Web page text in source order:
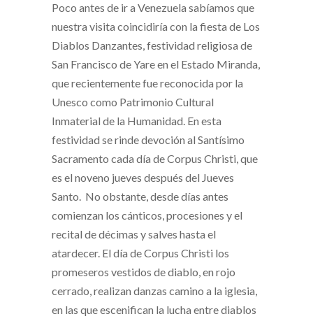
Poco antes de ir a Venezuela sabíamos que
nuestra visita coincidiría con la fiesta de Los
Diablos Danzantes, festividad religiosa de
San Francisco de Yare en el Estado Miranda,
que recientemente fue reconocida por la
Unesco como Patrimonio Cultural
Inmaterial de la Humanidad. En esta
festividad se rinde devoción al Santísimo
Sacramento cada día de Corpus Christi, que
es el noveno jueves después del Jueves
Santo. No obstante, desde días antes
comienzan los cánticos, procesiones y el
recital de décimas y salves hasta el
atardecer. El día de Corpus Christi los
promeseros vestidos de diablo, en rojo
cerrado, realizan danzas camino a la iglesia,
en las que escenifican la lucha entre diablos